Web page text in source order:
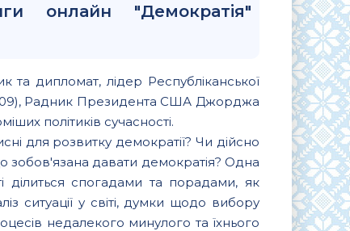
онлайн "Демократія"
та дипломат, лідер Республіканської
Радник Президента США Джорджа
політиків сучасності.
для розвитку демократії? Чи дійсно
зобов'язана давати демократія? Одна
ділиться спогадами та порадами, як
ситуації у світі, думки щодо вибору
недалекого минулого та їхнього